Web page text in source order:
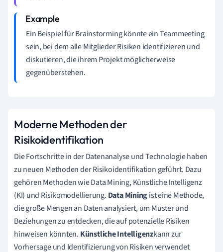
Ein Beispiel für Brainstorming könnte ein Teammeeting
sein, bei dem alle Mitglieder Risiken identifizieren und
diskutieren, die ihrem Projekt möglicherweise
gegenüberstehen.
Moderne Methoden der
Risikoidentifikation
Die Fortschritte in der Datenanalyse und Technologie haben
zu neuen Methoden der Risikoidentifikation geführt. Dazu
gehören Methoden wie Data Mining, Künstliche Intelligenz
(KI) und Risikomodellierung. Data Miningist eine Methode,
die große Mengen an Daten analysiert, um Muster und
Beziehungen zu entdecken, die auf potenzielle Risiken
hinweisen könnten. Künstliche Intelligenzkann zur
Vorhersage und Identifizierung von Risiken verwendet